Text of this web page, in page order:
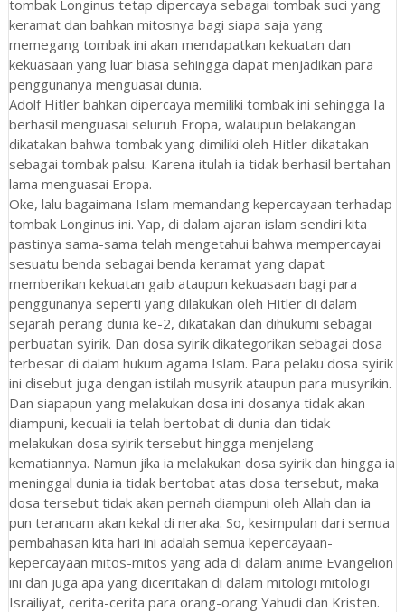
tombak Longinus tetap dipercaya sebagai tombak suci yang
keramat dan bahkan mitosnya bagi siapa saja yang
memegang tombak ini akan mendapatkan kekuatan dan
kekuasaan yang luar biasa sehingga dapat menjadikan para
penggunanya menguasai dunia.
Adolf Hitler bahkan dipercaya memiliki tombak ini sehingga Ia
berhasil menguasai seluruh Eropa, walaupun belakangan
dikatakan bahwa tombak yang dimiliki oleh Hitler dikatakan
sebagai tombak palsu. Karena itulah ia tidak berhasil bertahan
lama menguasai Eropa.
Oke, lalu bagaimana Islam memandang kepercayaan terhadap
tombak Longinus ini. Yap, di dalam ajaran islam sendiri kita
pastinya sama-sama telah mengetahui bahwa mempercayai
sesuatu benda sebagai benda keramat yang dapat
memberikan kekuatan gaib ataupun kekuasaan bagi para
penggunanya seperti yang dilakukan oleh Hitler di dalam
sejarah perang dunia ke-2, dikatakan dan dihukumi sebagai
perbuatan syirik. Dan dosa syirik dikategorikan sebagai dosa
terbesar di dalam hukum agama Islam. Para pelaku dosa syirik
ini disebut juga dengan istilah musyrik ataupun para musyrikin.
Dan siapapun yang melakukan dosa ini dosanya tidak akan
diampuni, kecuali ia telah bertobat di dunia dan tidak
melakukan dosa syirik tersebut hingga menjelang
kematiannya. Namun jika ia melakukan dosa syirik dan hingga ia
meninggal dunia ia tidak bertobat atas dosa tersebut, maka
dosa tersebut tidak akan pernah diampuni oleh Allah dan ia
pun terancam akan kekal di neraka. So, kesimpulan dari semua
pembahasan kita hari ini adalah semua kepercayaan-
kepercayaan mitos-mitos yang ada di dalam anime Evangelion
ini dan juga apa yang diceritakan di dalam mitologi mitologi
Israiliyat, cerita-cerita para orang-orang Yahudi dan Kristen.